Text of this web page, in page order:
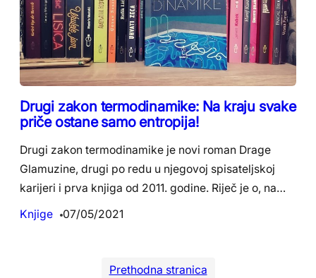
Drugi zakon termodinamike: Na kraju svake
priče ostane samo entropija!
Drugi zakon termodinamike je novi roman Drage
Glamuzine, drugi po redu u njegovoj spisateljskoj
karijeri i prva knjiga od 2011. godine. Riječ je o, na…
Knjige
07/05/2021
Prethodna stranica